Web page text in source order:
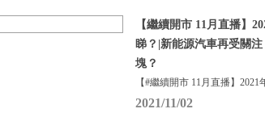
【繼續開市 11月直播】
睇？|新能源汽車再受關
塊？
【#繼續開市 11月直播】2021
2021/11/02